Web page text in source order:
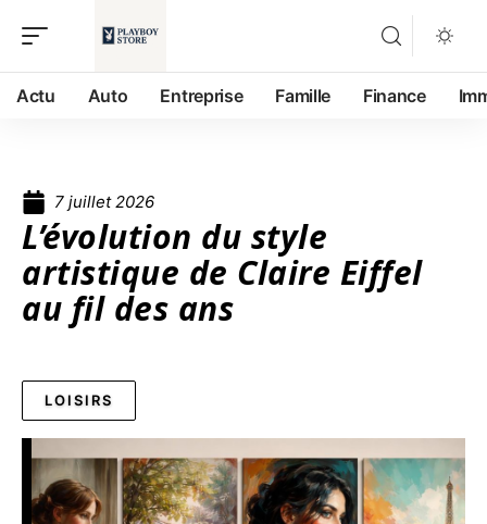
Actu Auto Entreprise Famille Finance
7 juillet 2026
L’évolution du style
artistique de Claire Eiffel
au fil des ans
LOISIRS